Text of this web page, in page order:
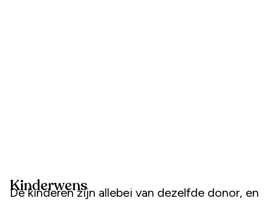
Kinderwens
De kinderen zijn allebei van dezelfde donor, en